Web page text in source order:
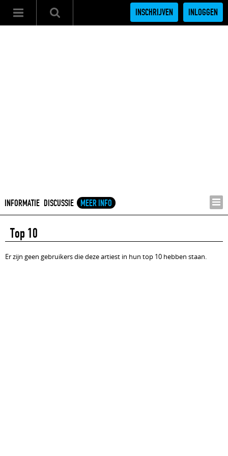
INSCHRIJVEN INLOGGEN
INFORMATIE DISCUSSIE MEER INFO
Top 10
Er zijn geen gebruikers die deze artiest in hun top 10 hebben staan.